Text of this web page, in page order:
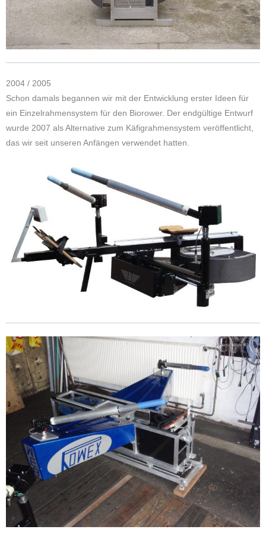
2004 / 2005
Schon damals begannen wir mit der Entwicklung erster Ideen für
ein Einzelrahmensystem für den Biorower. Der endgültige Entwurf
wurde 2007 als Alternative zum Käfigrahmensystem veröffentlicht,
das wir seit unseren Anfängen verwendet hatten.